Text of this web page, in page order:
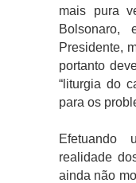
mais pura
Bolsonaro,
Presidente,
portanto
“liturgia do
para os
Efetuando
realidade
ainda não